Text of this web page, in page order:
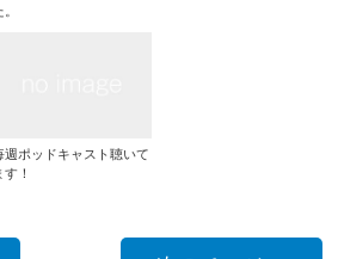
週ポッドキャスト聴いて
す！